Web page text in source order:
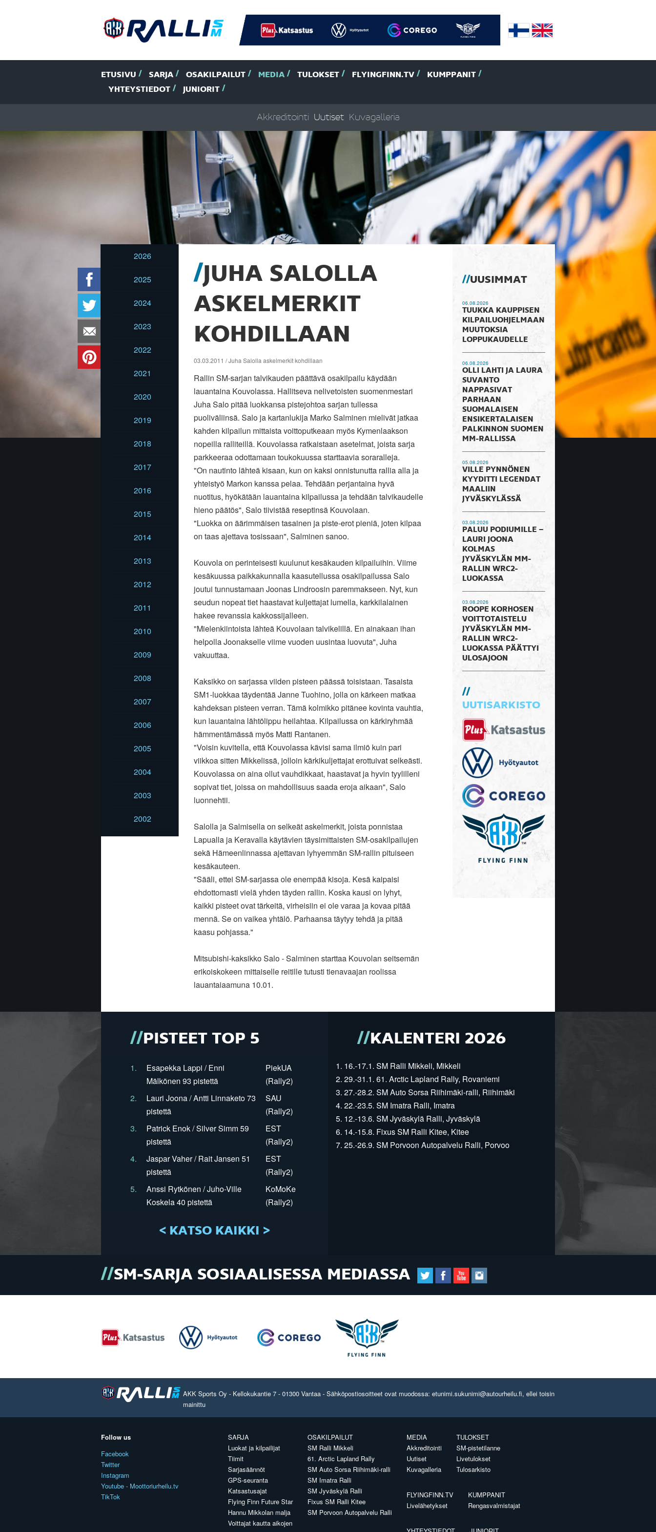
ETUSIVU SARJA OSAKILPAILUT MEDIA TULOKSET FLYINGFINN.TV
KUMPPANIT
YHTEYSTIEDOT
JUNIORIT
Akkreditointi Uutiset Kuvagalleria
2026
2025
2024
2023
2022
2021
2020
2019
2018
2017
2016
2015
2014
2013
2012
2011
2010
2009
2008
2007
2006
2005
2004
2003
2002
JUHA SALOLLA
ASKELMERKIT
KOHDILLAAN
03.03.2011 / Juha Salolla askelmerkit kohdillaan
Rallin SM-sarjan talvikauden päättävä osakilpailu käydään
lauantaina Kouvolassa. Hallitseva nelivetoisten suomenmestari
Juha Salo pitää luokkansa pistejohtoa sarjan tullessa
puoliväliinsä. Salo ja kartanlukija Marko Salminen mielivät jatkaa
kahden kilpailun mittaista voittoputkeaan myös Kymenlaakson
nopeilla ralliteillä. Kouvolassa ratkaistaan asetelmat, joista sarja
parkkeeraa odottamaan toukokuussa starttaavia soraralleja.
"On nautinto lähteä kisaan, kun on kaksi onnistunutta rallia alla ja
yhteistyö Markon kanssa pelaa. Tehdään perjantaina hyvä
nuotitus, hyökätään lauantaina kilpailussa ja tehdään talvikaudelle
hieno päätös", Salo tiivistää reseptinsä Kouvolaan.
"Luokka on äärimmäisen tasainen ja piste-erot pieniä, joten kilpaa
on taas ajettava tosissaan", Salminen sanoo.
Kouvola on perinteisesti kuulunut kesäkauden kilpailuihin. Viime
kesäkuussa paikkakunnalla kaasutellussa osakilpailussa Salo
joutui tunnustamaan Joonas Lindroosin paremmakseen. Nyt, kun
seudun nopeat tiet haastavat kuljettajat lumella, karkkilalainen
hakee revanssia kakkossijalleen.
"Mielenkiintoista lähteä Kouvolaan talvikelillä. En ainakaan ihan
helpolla Joonakselle viime vuoden uusintaa luovuta", Juha
vakuuttaa.
Kaksikko on sarjassa viiden pisteen päässä toisistaan. Tasaista
SM1-luokkaa täydentää Janne Tuohino, jolla on kärkeen matkaa
kahdeksan pisteen verran. Tämä kolmikko pitänee kovinta vauhtia,
kun lauantaina lähtölippu heilahtaa. Kilpailussa on kärkiryhmää
hämmentämässä myös Matti Rantanen.
"Voisin kuvitella, että Kouvolassa kävisi sama ilmiö kuin pari
viikkoa sitten Mikkelissä, jolloin kärkikuljettajat erottuivat selkeästi.
Kouvolassa on aina ollut vauhdikkaat, haastavat ja hyvin tyylilleni
sopivat tiet, joissa on mahdollisuus saada eroja aikaan", Salo
luonnehtii.
Salolla ja Salmisella on selkeät askelmerkit, joista ponnistaa
Lapualla ja Keravalla käytävien täysimittaisten SM-osakilpailujen
sekä Hämeenlinnassa ajettavan lyhyemmän SM-rallin pituiseen
kesäkauteen.
"Sääli, ettei SM-sarjassa ole enempää kisoja. Kesä kaipaisi
ehdottomasti vielä yhden täyden rallin. Koska kausi on lyhyt,
kaikki pisteet ovat tärkeitä, virheisiin ei ole varaa ja kovaa pitää
mennä. Se on vaikea yhtälö. Parhaansa täytyy tehdä ja pitää
kaasu pohjassa."
Mitsubishi-kaksikko Salo - Salminen starttaa Kouvolan seitsemän
erikoiskokeen mittaiselle reitille tutusti tienavaajan roolissa
lauantaiaamuna 10.01.
UUSIMMAT
06.08.2026
TUUKKA KAUPPISEN
KILPAILUOHJELMAAN
MUUTOKSIA
LOPPUKAUDELLE
06.08.2026
OLLI LAHTI JA LAURA
SUVANTO
NAPPASIVAT
PARHAAN
SUOMALAISEN
ENSIKERTALAISEN
PALKINNON SUOMEN
MM-RALLISSA
05.08.2026
VILLE PYNNÖNEN
KYYDITTI LEGENDAT
MAALIIN
JYVÄSKYLÄSSÄ
03.08.2026
PALUU PODIUMILLE –
LAURI JOONA
KOLMAS
JYVÄSKYLÄN MM-
RALLIN WRC2-
LUOKASSA
03.08.2026
ROOPE KORHOSEN
VOITTOTAISTELU
JYVÄSKYLÄN MM-
RALLIN WRC2-
LUOKASSA PÄÄTTYI
ULOSAJOON
UUTISARKISTO
PISTEET TOP 5
1.
Esapekka Lappi / Enni
Mälkönen 93 pistettä
PiekUA
(Rally2)
2.
Lauri Joona / Antti Linnaketo 73
pistettä
SAU
(Rally2)
3.
Patrick Enok / Silver Simm 59
pistettä
EST
(Rally2)
4.
Jaspar Vaher / Rait Jansen 51
pistettä
EST
(Rally2)
5.
Anssi Rytkönen / Juho-Ville
Koskela 40 pistettä
KoMoKe
(Rally2)
< KATSO KAIKKI >
KALENTERI 2026
1. 16.-17.1. SM Ralli Mikkeli, Mikkeli
2. 29.-31.1. 61. Arctic Lapland Rally, Rovaniemi
3. 27.-28.2. SM Auto Sorsa Riihimäki-ralli, Riihimäki
4. 22.-23.5. SM Imatra Ralli, Imatra
5. 12.-13.6. SM Jyväskylä Ralli, Jyväskylä
6. 14.-15.8. Fixus SM Ralli Kitee, Kitee
7. 25.-26.9. SM Porvoon Autopalvelu Ralli, Porvoo
SM-SARJA SOSIAALISESSA MEDIASSA
AKK Sports Oy - Kellokukantie 7 - 01300 Vantaa - Sähköpostiosoitteet ovat muodossa: etunimi.sukunimi@autourheilu.fi, ellei toisin
mainittu
Follow us
Facebook
Twitter
Instagram
Youtube - Moottoriurheilu.tv
TikTok
SARJA
Luokat ja kilpailijat
Tiimit
Sarjasäännöt
GPS-seuranta
Katsastusajat
Flying Finn Future Star
Hannu Mikkolan malja
Voittajat kautta aikojen
OSAKILPAILUT
SM Ralli Mikkeli
61. Arctic Lapland Rally
SM Auto Sorsa Riihimäki-ralli
SM Imatra Ralli
SM Jyväskylä Ralli
Fixus SM Ralli Kitee
SM Porvoon Autopalvelu Ralli
MEDIA
Akkreditointi
Uutiset
Kuvagalleria
TULOKSET
SM-pistetilanne
Livetulokset
Tulosarkisto
FLYINGFINN.TV
Livelähetykset
KUMPPANIT
Rengasvalmistajat